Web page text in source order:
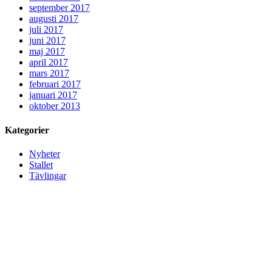
september 2017
augusti 2017
juli 2017
juni 2017
maj 2017
april 2017
mars 2017
februari 2017
januari 2017
oktober 2013
Kategorier
Nyheter
Stallet
Tävlingar